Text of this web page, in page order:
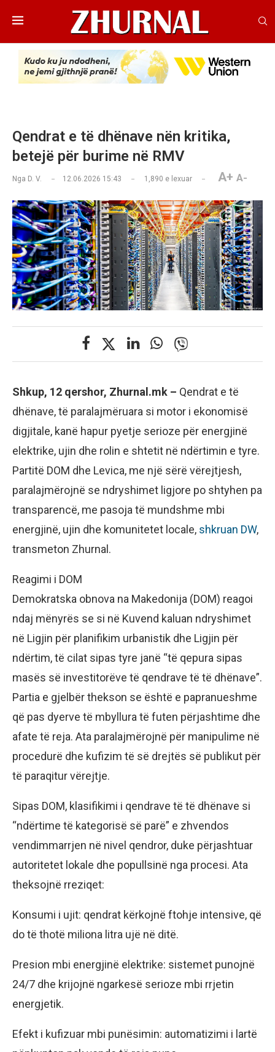
Qendrat e të dhënave nën kritika,
betejë për burime në RMV
Nga D. V. 12.06.2026 15:43 1,890 e lexuar A+ A-
Shkup, 12 qershor, Zhurnal.mk – Qendrat e të
dhënave, të paralajmëruara si motor i ekonomisë
digjitale, kanë hapur pyetje serioze për energjinë
elektrike, ujin dhe rolin e shtetit në ndërtimin e tyre.
Partitë DОМ dhe Levica, me një sërë vërejtjesh,
paralajmërojnë se ndryshimet ligjore po shtyhen pa
transparencë, me pasoja të mundshme mbi
energjinë, ujin dhe komunitetet locale, shkruan DW,
transmeton Zhurnal.
Reagimi i DОМ
Demokratska obnova na Makedonija (DОМ) reagoi
ndaj mënyrës se si në Kuvend kaluan ndryshimet
në Ligjin për planifikim urbanistik dhe Ligjin për
ndërtim, të cilat sipas tyre janë “të qepura sipas
masës së investitorëve të qendrave të të dhënave”.
Partia e gjelbër thekson se është e papranueshme
që pas dyerve të mbyllura të futen përjashtime dhe
afate të reja. Ata paralajmërojnë për manipulime në
procedurë dhe kufizim të së drejtës së publikut për
të paraqitur vërejtje.
Sipas DОМ, klasifikimi i qendrave të të dhënave si
“ndërtime të kategorisë së parë” e zhvendos
vendimmarrjen në nivel qendror, duke përjashtuar
autoritetet lokale dhe popullsinë nga procesi. Ata
theksojnë rreziqet:
Konsumi i ujit: qendrat kërkojnë ftohje intensive, që
do të thotë miliona litra ujë në ditë.
Presion mbi energjinë elektrike: sistemet punojnë
24/7 dhe krijojnë ngarkesë serioze mbi rrjetin
energjetik.
Efekt i kufizuar mbi punësimin: automatizimi i lartë